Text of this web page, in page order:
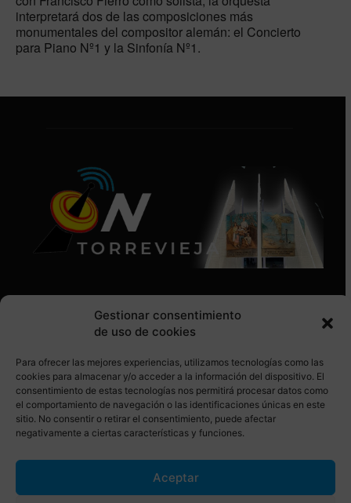
Gestionar consentimiento
de uso de cookies
Para ofrecer las mejores experiencias, utilizamos tecnologías como las
cookies para almacenar y/o acceder a la información del dispositivo. El
consentimiento de estas tecnologías nos permitirá procesar datos como
el comportamiento de navegación o las identificaciones únicas en este
sitio. No consentir o retirar el consentimiento, puede afectar
negativamente a ciertas características y funciones.
Aceptar
interpretará dos de las composiciones más
monumentales del compositor alemán: el Concierto
para Piano Nº1 y la Sinfonía Nº1.
SÍGUENOS EN REDES SOCIALES
© Torrevieja ON. Desarrollado por